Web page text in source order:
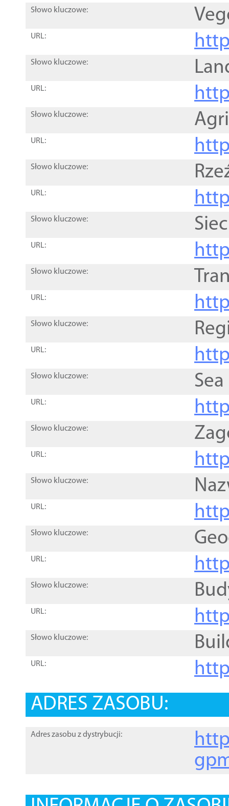
Słowo kluczowe:
URL:
Słowo kluczowe:
URL:
Słowo kluczowe:
URL:
Słowo kluczowe:
URL:
Słowo kluczowe:
URL:
Słowo kluczowe:
URL:
Słowo kluczowe:
URL:
Słowo kluczowe:
URL:
Słowo kluczowe:
URL:
Słowo kluczowe:
URL:
Słowo kluczowe:
URL:
Słowo kluczowe:
URL:
Słowo kluczowe:
URL:
ADRES ZASOBU:
Adres zasobu z dystrybucji: